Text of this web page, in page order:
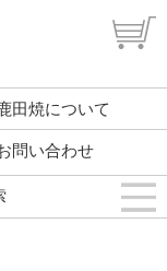
田焼について
問い合わせ